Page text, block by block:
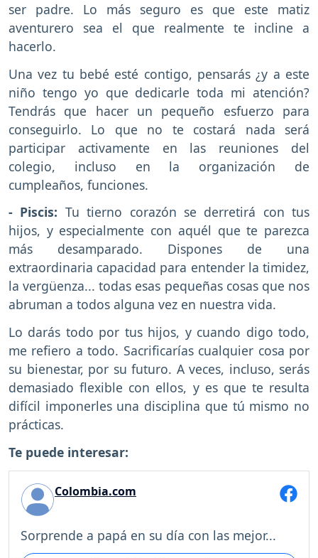
ser padre. Lo más seguro es que este matiz
aventurero sea el que realmente te incline a
hacerlo.
Una vez tu bebé esté contigo, pensarás ¿y a este
niño tengo yo que dedicarle toda mi atención?
Tendrás que hacer un pequeño esfuerzo para
conseguirlo. Lo que no te costará nada será
participar activamente en las reuniones del
colegio, incluso en la organización de
cumpleaños, funciones.
- Piscis: Tu tierno corazón se derretirá con tus
hijos, y especialmente con aquél que te parezca
más desamparado. Dispones de una
extraordinaria capacidad para entender la timidez,
la vergüenza... todas esas pequeñas cosas que nos
abruman a todos alguna vez en nuestra vida.
Lo darás todo por tus hijos, y cuando digo todo,
me refiero a todo. Sacrificarías cualquier cosa por
su bienestar, por su futuro. A veces, incluso, serás
demasiado flexible con ellos, y es que te resulta
difícil imponerles una disciplina que tú mismo no
prácticas.
Te puede interesar:
Colombia.com
Sorprende a papá en su día con las mejor...